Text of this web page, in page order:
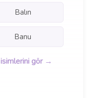
Balın
Banu
gör →